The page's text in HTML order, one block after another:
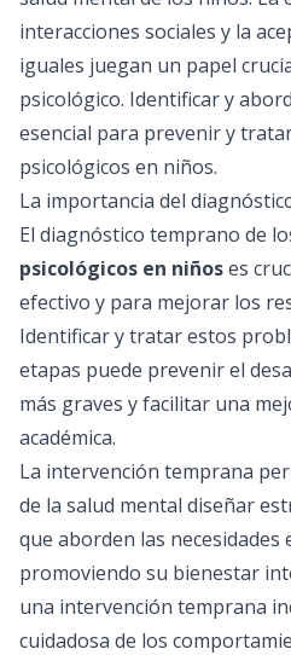
interacciones sociales y la
iguales juegan un papel
psicológico. Identificar y
esencial para prevenir y
psicológicos en niños.
La importancia del
El diagnóstico temprano de
psicológicos en niñoses
efectivo y para mejorar los
Identificar y tratar estos
etapas puede prevenir el
más graves y facilitar una
académica.
La intervención temprana
de la salud mental diseñar
que aborden las necesidades
promoviendo su bienestar
una intervención temprana
cuidadosa de los